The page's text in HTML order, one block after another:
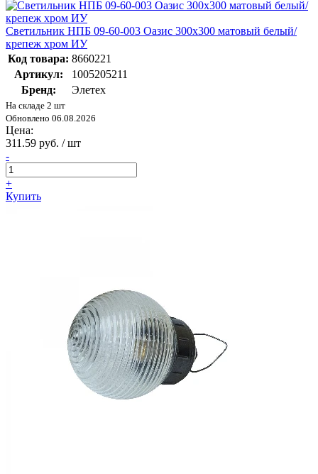
Светильник НПБ 09-60-003 Оазис 300х300 матовый белый/
крепеж хром ИУ
Код товара: 8660221
Артикул:
1005205211
Бренд:
Элетех
На складе 2 шт
Обновлено 06.08.2026
Цена:
311.59 руб. / шт
-
+
Купить